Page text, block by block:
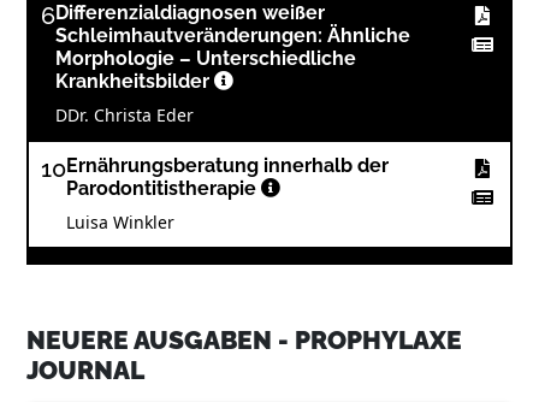
6Differenzialdiagnosen weißer
Schleimhautveränderungen: Ähnliche
Morphologie – Unterschiedliche
Krankheitsbilder
DDr. Christa Eder
10Ernährungsberatung innerhalb der
Parodontitistherapie
Luisa Winkler
Prof. Dr. Dirk Ziebolz, Prof Dr. Gerhard Schmalz,
Dr. Deborah Kreher
NEUERE AUSGABEN - PROPHYLAXE
JOURNAL